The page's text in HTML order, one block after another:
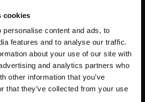
cookies
personalise content and ads, to
features and to analyse our traffic.
about your use of our site with
and analytics partners who
other information that you’ve
that they’ve collected from your use
OÜ
EE102133820
Tallinn, Kesklinna linnaosa,